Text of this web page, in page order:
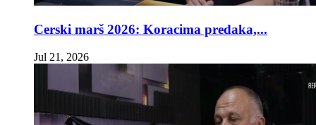
Cerski marš 2026: Koracima predaka,...
Jul 21, 2026